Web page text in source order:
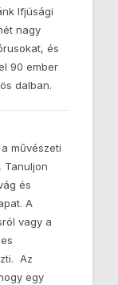
Ifjúsági
nagy
és
90 ember
dalban.
művészeti
Tanuljon
és
A
vagy a
Az
egy